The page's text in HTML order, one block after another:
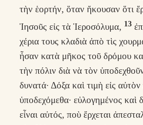
τὴν ἑορτήν, ὅταν ἤκουσαν ὅτι
Ἰησοῦς εἰς τὰ Ἱεροσόλυμα, 13
χέρια τους κλαδιὰ ἀπὸ τὶς
ἦσαν κατὰ μῆκος τοῦ δρόμου
τὴν πόλιν διὰ νὰ τὸν
δυνατά· Δόξα καὶ τιμὴ εἰς
ὑποδεχόμεθα· εὐλογημένος καὶ
εἶναι αὐτός, ποὺ ἔρχεται